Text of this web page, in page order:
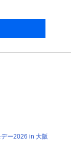
ー2026 in 大阪